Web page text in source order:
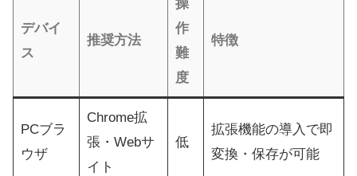
デバイ
ス
推奨方法
操
作
難
度
特徴
PCブラ
ウザ
Chrome拡
張・Webサ
イト
低
拡張機能の導入で即
変換・保存が可能